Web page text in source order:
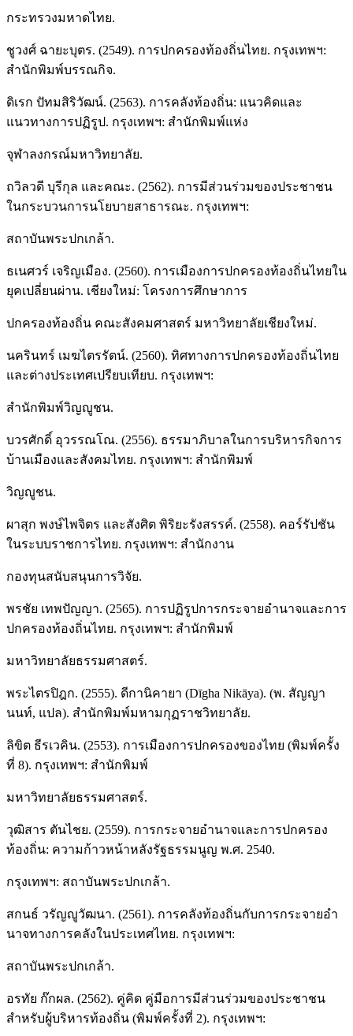
กระทรวงมหาดไทย.
ชูวงศ์ ฉายะบุตร. (2549). การปกครองท้องถิ่นไทย. กรุงเทพฯ:
สำนักพิมพ์บรรณกิจ.
ดิเรก ปัทมสิริวัฒน์. (2563). การคลังท้องถิ่น: แนวคิดและ
แนวทางการปฏิรูป. กรุงเทพฯ: สำนักพิมพ์แห่ง
จุฬาลงกรณ์มหาวิทยาลัย.
ถวิลวดี บุรีกุล และคณะ. (2562). การมีส่วนร่วมของประชาชน
ในกระบวนการนโยบายสาธารณะ. กรุงเทพฯ:
สถาบันพระปกเกล้า.
ธเนศวร์ เจริญเมือง. (2560). การเมืองการปกครองท้องถิ่นไทยใน
ยุคเปลี่ยนผ่าน. เชียงใหม่: โครงการศึกษาการ
ปกครองท้องถิ่น คณะสังคมศาสตร์ มหาวิทยาลัยเชียงใหม่.
นครินทร์ เมฆไตรรัตน์. (2560). ทิศทางการปกครองท้องถิ่นไทย
และต่างประเทศเปรียบเทียบ. กรุงเทพฯ:
สำนักพิมพ์วิญญูชน.
บวรศักดิ์ อุวรรณโณ. (2556). ธรรมาภิบาลในการบริหารกิจการ
บ้านเมืองและสังคมไทย. กรุงเทพฯ: สำนักพิมพ์
วิญญูชน.
ผาสุก พงษ์ไพจิตร และสังศิต พิริยะรังสรรค์. (2558). คอร์รัปชัน
ในระบบราชการไทย. กรุงเทพฯ: สำนักงาน
กองทุนสนับสนุนการวิจัย.
พรชัย เทพปัญญา. (2565). การปฏิรูปการกระจายอำนาจและการ
ปกครองท้องถิ่นไทย. กรุงเทพฯ: สำนักพิมพ์
มหาวิทยาลัยธรรมศาสตร์.
พระไตรปิฎก. (2555). ดีกานิคายา (Dīgha Nikāya). (พ. สัญญา
นนท์, แปล). สำนักพิมพ์มหามกุฏราชวิทยาลัย.
ลิขิต ธีรเวคิน. (2553). การเมืองการปกครองของไทย (พิมพ์ครั้ง
ที่ 8). กรุงเทพฯ: สำนักพิมพ์
มหาวิทยาลัยธรรมศาสตร์.
วุฒิสาร ตันไชย. (2559). การกระจายอำนาจและการปกครอง
ท้องถิ่น: ความก้าวหน้าหลังรัฐธรรมนูญ พ.ศ. 2540.
กรุงเทพฯ: สถาบันพระปกเกล้า.
สกนธ์ วรัญญูวัฒนา. (2561). การคลังท้องถิ่นกับการกระจายอำ
นาจทางการคลังในประเทศไทย. กรุงเทพฯ:
สถาบันพระปกเกล้า.
อรทัย ก๊กผล. (2562). คู่คิด คู่มือการมีส่วนร่วมของประชาชน
สำหรับผู้บริหารท้องถิ่น (พิมพ์ครั้งที่ 2). กรุงเทพฯ: